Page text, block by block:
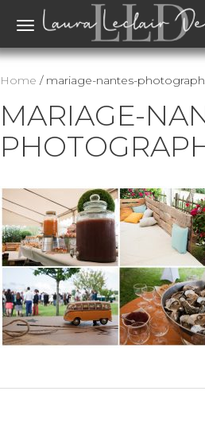
Toggle
Home / mariage-nantes-
MARIAGE-